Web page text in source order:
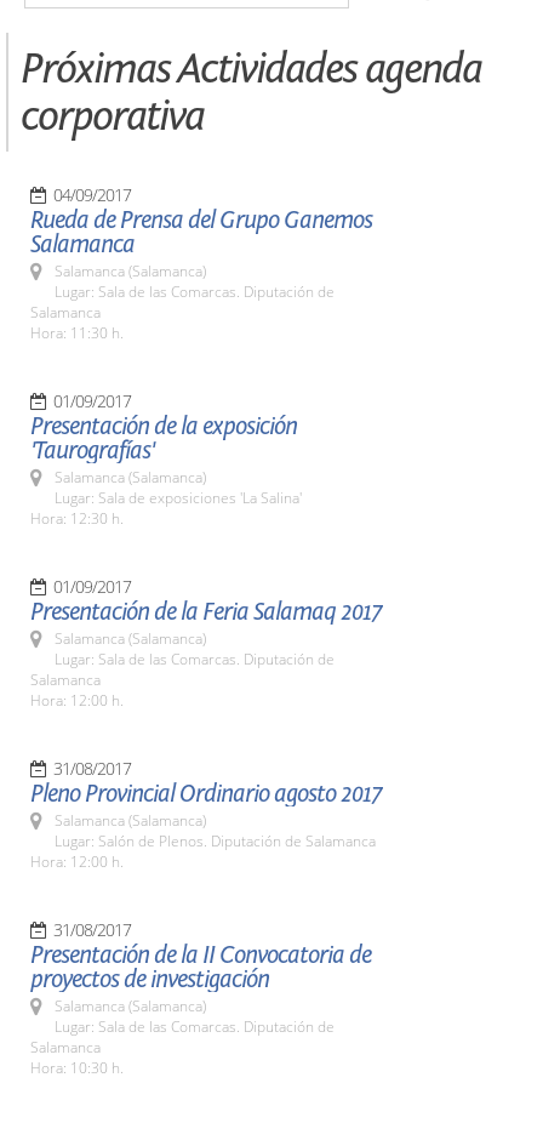
Próximas Actividades agenda
corporativa
04/09/2017
Rueda de Prensa del Grupo Ganemos
Salamanca
Salamanca (Salamanca)
Lugar: Sala de las Comarcas. Diputación de
Salamanca
Hora: 11:30 h.
01/09/2017
Presentación de la exposición
'Taurografías'
Salamanca (Salamanca)
Lugar: Sala de exposiciones 'La Salina'
Hora: 12:30 h.
01/09/2017
Presentación de la Feria Salamaq 2017
Salamanca (Salamanca)
Lugar: Sala de las Comarcas. Diputación de
Salamanca
Hora: 12:00 h.
31/08/2017
Pleno Provincial Ordinario agosto 2017
Salamanca (Salamanca)
Lugar: Salón de Plenos. Diputación de Salamanca
Hora: 12:00 h.
31/08/2017
Presentación de la II Convocatoria de
proyectos de investigación
Salamanca (Salamanca)
Lugar: Sala de las Comarcas. Diputación de
Salamanca
Hora: 10:30 h.